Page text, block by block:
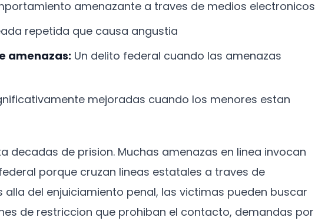
amenazante a traves de medios electronicos
repetida que causa angustia
amenazas: Un delito federal cuando las amenazas
mejoradas cuando los menores estan
decadas de prision. Muchas amenazas en linea invocan
porque cruzan lineas estatales a traves de
del enjuiciamiento penal, las victimas pueden buscar
de restriccion que prohiban el contacto, demandas por